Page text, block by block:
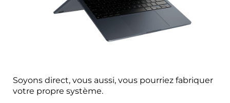
Soyons direct, vous aussi, vous pourriez fabriquer
votre propre système.